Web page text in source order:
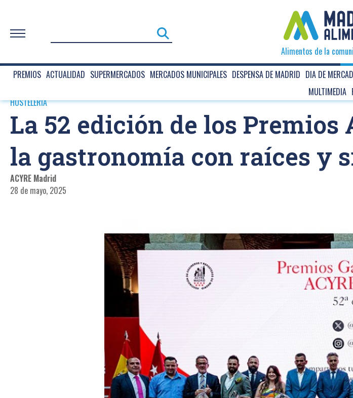
Alimentos de la
PREMIOS ACTUALIDAD SUPERMERCADOS MERCADOS MUNICIPALES DESPENSA DE MADRID DIA DE
MULTIMEDIA
HOSTELERIA
La 52 edición de los Premios
la gastronomía con raíces y
ACYRE Madrid
28 de mayo, 2025